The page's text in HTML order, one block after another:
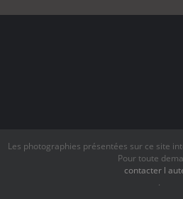
Les photographies présentées sur ce site
Pour toute
contacter l
.